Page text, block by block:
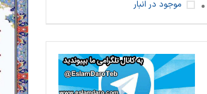
موجود در انبار